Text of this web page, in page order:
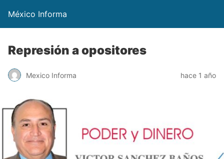
México Informa
Represión a opositores
Mexico Informa hace 1 año